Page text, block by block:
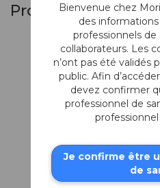
Produits similaires
Marqueur pour
Cornée du
Bienvenue chez
des
professionnels
collaborateurs. Les
n’ont pas été validés
public. Afin
devez confirmer
professionnel de
Je confirme être
de